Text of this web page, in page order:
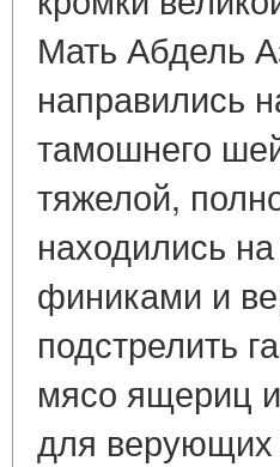
Мать Абдель
направились
тамошнего
тяжелой,
находились
финиками и
подстрелить
мясо ящериц
для